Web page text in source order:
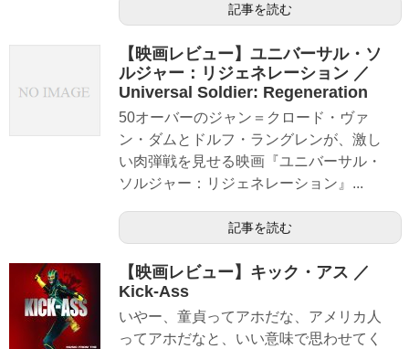
記事を読む
【映画レビュー】ユニバーサル・ソ
ルジャー：リジェネレーション ／
Universal Soldier: Regeneration
50オーバーのジャン＝クロード・ヴァ
ン・ダムとドルフ・ラングレンが、激し
い肉弾戦を見せる映画『ユニバーサル・
ソルジャー：リジェネレーション』...
記事を読む
【映画レビュー】キック・アス ／
Kick-Ass
いやー、童貞ってアホだな、アメリカ人
ってアホだなと、いい意味で思わせてく